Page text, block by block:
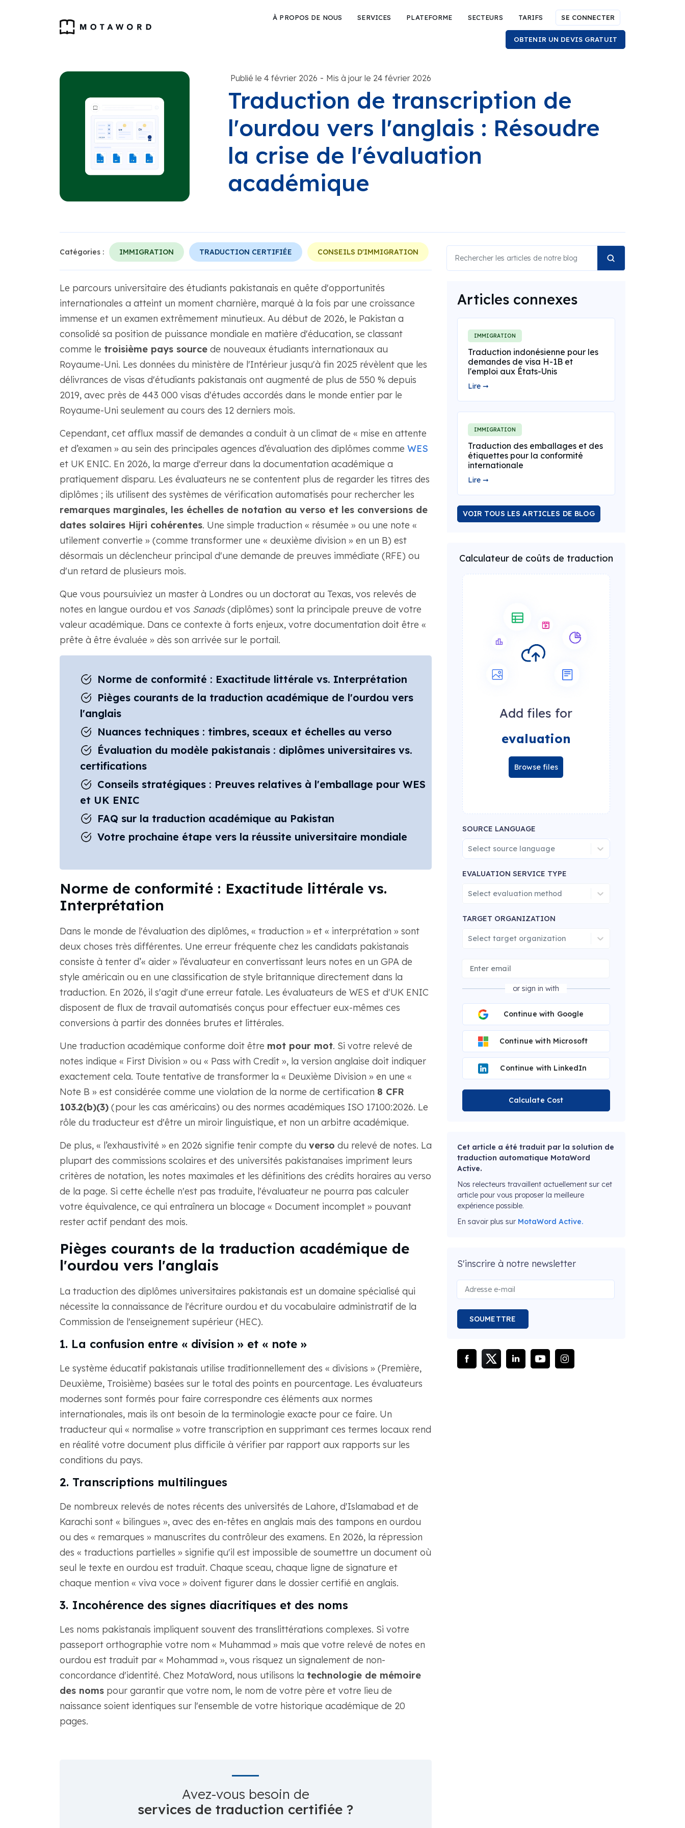
À PROPOS DE NOUS SERVICES PLATEFORME SECTEURS TARIFS SE CONNECTER
OBTENIR UN DEVIS GRATUIT
Publié le 4 février 2026 - Mis à jour le 24 février 2026
Traduction de transcription de
l'ourdou vers l'anglais : Résoudre
la crise de l'évaluation
académique
Catégories : IMMIGRATION TRADUCTION CERTIFIÉE CONSEILS D'IMMIGRATION
Le parcours universitaire des étudiants pakistanais en quête d'opportunités
internationales a atteint un moment charnière, marqué à la fois par une croissance
immense et un examen extrêmement minutieux. Au début de 2026, le Pakistan a
consolidé sa position de puissance mondiale en matière d'éducation, se classant
comme le troisième pays sourcede nouveaux étudiants internationaux au
Royaume-Uni. Les données du ministère de l'Intérieur jusqu'à fin 2025 révèlent que les
délivrances de visas d'étudiants pakistanais ont augmenté de plus de 550 % depuis
2019, avec près de 443 000 visas d'études accordés dans le monde entier par le
Royaume-Uni seulement au cours des 12 derniers mois.
Cependant, cet afflux massif de demandes a conduit à un climat de « mise en attente
et d’examen » au sein des principales agences d’évaluation des diplômes comme WES
et UK ENIC. En 2026, la marge d'erreur dans la documentation académique a
pratiquement disparu. Les évaluateurs ne se contentent plus de regarder les titres des
diplômes ; ils utilisent des systèmes de vérification automatisés pour rechercher les
remarques marginales, les échelles de notation au verso et les conversions de
dates solaires Hijri cohérentes. Une simple traduction « résumée » ou une note «
utilement convertie » (comme transformer une « deuxième division » en un B) est
désormais un déclencheur principal d'une demande de preuves immédiate (RFE) ou
d'un retard de plusieurs mois.
Que vous poursuiviez un master à Londres ou un doctorat au Texas, vos relevés de
notes en langue ourdou et vos Sanads(diplômes) sont la principale preuve de votre
valeur académique. Dans ce contexte à forts enjeux, votre documentation doit être «
prête à être évaluée » dès son arrivée sur le portail.
Norme de conformité : Exactitude littérale vs. Interprétation
Pièges courants de la traduction académique de l'ourdou vers
l'anglais
Nuances techniques : timbres, sceaux et échelles au verso
Évaluation du modèle pakistanais : diplômes universitaires vs.
certifications
Conseils stratégiques : Preuves relatives à l'emballage pour WES
et UK ENIC
FAQ sur la traduction académique au Pakistan
Votre prochaine étape vers la réussite universitaire mondiale
Norme de conformité : Exactitude littérale vs.
Interprétation
Dans le monde de l'évaluation des diplômes, « traduction » et « interprétation » sont
deux choses très différentes. Une erreur fréquente chez les candidats pakistanais
consiste à tenter d’« aider » l’évaluateur en convertissant leurs notes en un GPA de
style américain ou en une classification de style britannique directement dans la
traduction. En 2026, il s'agit d'une erreur fatale. Les évaluateurs de WES et d'UK ENIC
disposent de flux de travail automatisés conçus pour effectuer eux-mêmes ces
conversions à partir des données brutes et littérales.
Une traduction académique conforme doit être mot pour mot. Si votre relevé de
notes indique « First Division » ou « Pass with Credit », la version anglaise doit indiquer
exactement cela. Toute tentative de transformer la « Deuxième Division » en une «
Note B » est considérée comme une violation de la norme de certification 8 CFR
103.2(b)(3)(pour les cas américains) ou des normes académiques ISO 17100:2026. Le
rôle du traducteur est d'être un miroir linguistique, et non un arbitre académique.
De plus, « l’exhaustivité » en 2026 signifie tenir compte du verso du relevé de notes. La
plupart des commissions scolaires et des universités pakistanaises impriment leurs
critères de notation, les notes maximales et les définitions des crédits horaires au verso
de la page. Si cette échelle n'est pas traduite, l'évaluateur ne pourra pas calculer
votre équivalence, ce qui entraînera un blocage « Document incomplet » pouvant
rester actif pendant des mois.
Pièges courants de la traduction académique de
l'ourdou vers l'anglais
La traduction des diplômes universitaires pakistanais est un domaine spécialisé qui
nécessite la connaissance de l'écriture ourdou et du vocabulaire administratif de la
Commission de l'enseignement supérieur (HEC).
1. La confusion entre « division » et « note »
Le système éducatif pakistanais utilise traditionnellement des « divisions » (Première,
Deuxième, Troisième) basées sur le total des points en pourcentage. Les évaluateurs
modernes sont formés pour faire correspondre ces éléments aux normes
internationales, mais ils ont besoin de la terminologie exacte pour ce faire. Un
traducteur qui « normalise » votre transcription en supprimant ces termes locaux rend
en réalité votre document plus difficile à vérifier par rapport aux rapports sur les
conditions du pays.
2. Transcriptions multilingues
De nombreux relevés de notes récents des universités de Lahore, d'Islamabad et de
Karachi sont « bilingues », avec des en-têtes en anglais mais des tampons en ourdou
ou des « remarques » manuscrites du contrôleur des examens. En 2026, la répression
des « traductions partielles » signifie qu'il est impossible de soumettre un document où
seul le texte en ourdou est traduit. Chaque sceau, chaque ligne de signature et
chaque mention « viva voce » doivent figurer dans le dossier certifié en anglais.
3. Incohérence des signes diacritiques et des noms
Les noms pakistanais impliquent souvent des translittérations complexes. Si votre
passeport orthographie votre nom « Muhammad » mais que votre relevé de notes en
ourdou est traduit par « Mohammad », vous risquez un signalement de non-
concordance d'identité. Chez MotaWord, nous utilisons la technologie de mémoire
des nomspour garantir que votre nom, le nom de votre père et votre lieu de
naissance soient identiques sur l'ensemble de votre historique académique de 20
pages.
Avez-vous besoin de
services de traduction certifiée ?
Articles connexes
IMMIGRATION
Traduction indonésienne pour les
demandes de visa H-1B et
l'emploi aux États-Unis
Lire ➞
IMMIGRATION
Traduction des emballages et des
étiquettes pour la conformité
internationale
Lire ➞
VOIR TOUS LES ARTICLES DE BLOG
Calculateur de coûts de traduction
Add files for
evaluation
Browse files
SOURCE LANGUAGE
Select source language
EVALUATION SERVICE TYPE
Select evaluation method
TARGET ORGANIZATION
Select target organization
or sign in with
Continue with Google
Continue with Microsoft
Continue with LinkedIn
Calculate Cost
Cet article a été traduit par la solution de
traduction automatique MotaWord
Active.
Nos relecteurs travaillent actuellement sur cet
article pour vous proposer la meilleure
expérience possible.
En savoir plus sur MotaWord Active.
S'inscrire à notre newsletter
SOUMETTRE